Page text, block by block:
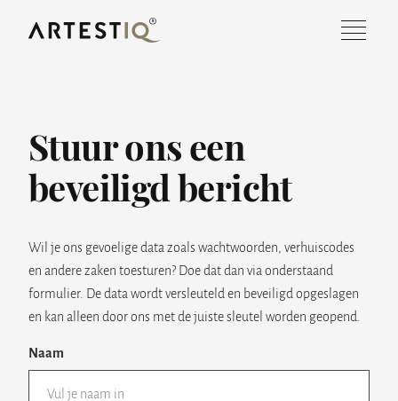
OVER ONS
DIENSTEN
PROJECTEN
WERKEN BIJ
Stuur ons een
beveiligd bericht
Wil je ons gevoelige data zoals wachtwoorden, verhuiscodes
en andere zaken toesturen? Doe dat dan via onderstaand
formulier. De data wordt versleuteld en beveiligd opgeslagen
en kan alleen door ons met de juiste sleutel worden geopend.
Naam